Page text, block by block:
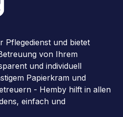
Pflegedienst und bietet
von Ihrem
und individuell
Papierkram und
- Hemby hilft in allen
einfach und